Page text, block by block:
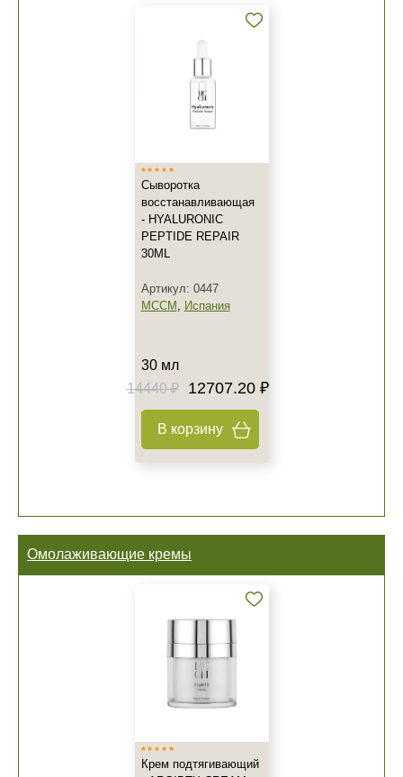
Сыворотка
восстанавливающая
- HYALURONIC
PEPTIDE REPAIR
30ML
Артикул: 0447
MCCM , Испания
30 мл
14440 ₽
12707.20 ₽
В корзину
Омолаживающие кремы
Крем подтягивающий